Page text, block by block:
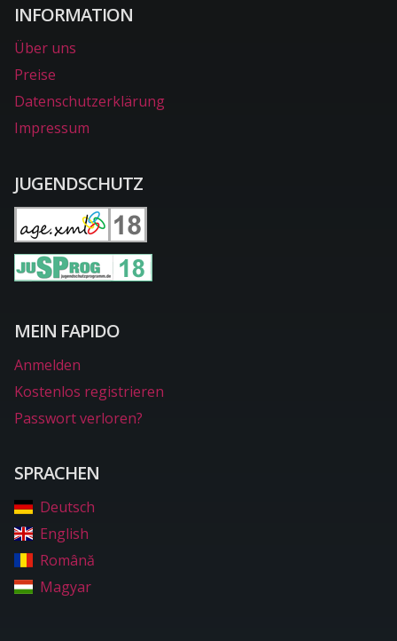
INFORMATION
Über uns
Preise
Datenschutzerklärung
Impressum
JUGENDSCHUTZ
MEIN FAPIDO
Anmelden
Kostenlos registrieren
Passwort verloren?
SPRACHEN
Deutsch
English
Română
Magyar